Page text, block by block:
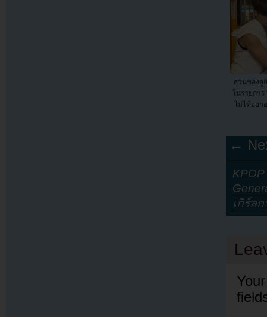
ส่วนของอู
ในรายกา
ไม่ได้ออก
←
เกิร์ล